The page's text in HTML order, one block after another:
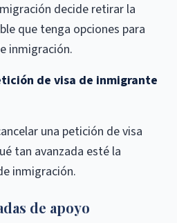
decide retirar la
que tenga opciones para
inmigración.
de visa de inmigrante
una petición de visa
tan avanzada esté la
inmigración.
de apoyo